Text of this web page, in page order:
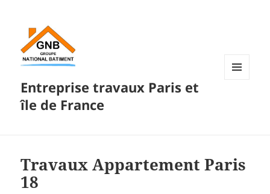
Entreprise travaux Paris et
île de France
Travaux Appartement Paris
18